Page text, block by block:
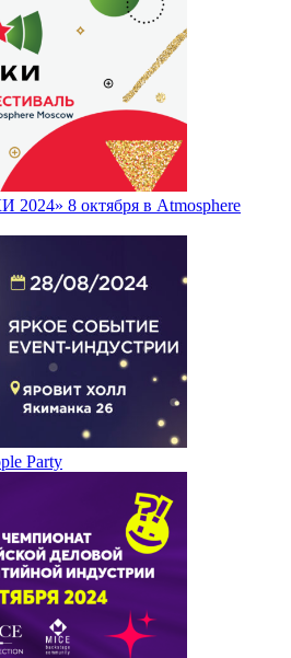
2024» 8 октября в Atmosphere
Party